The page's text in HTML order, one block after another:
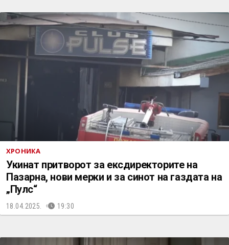
ХРОНИКА
Укинат притворот за ексдиректорите на
Пазарна, нови мерки и за синот на газдата на
„Пулс“
18.04.2025. 19:30